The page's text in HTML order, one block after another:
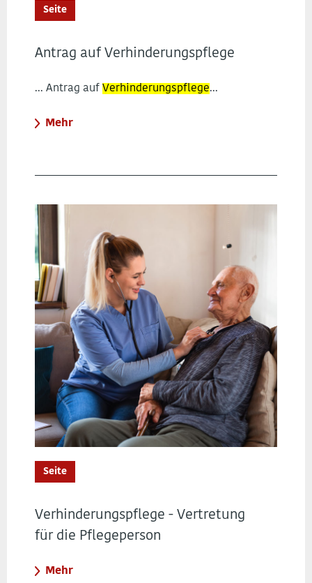
Seite
Antrag auf Verhinderungspflege
... Antrag auf Verhinderungspflege...
Mehr
Seite
Verhinderungspflege - Vertretung
für die Pflegeperson
Mehr